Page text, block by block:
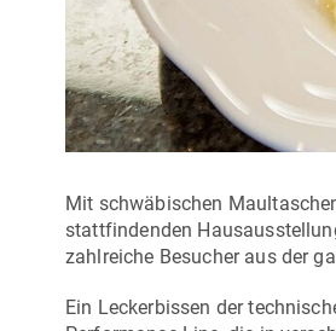
Mit schwäbischen
stattfindenden
zahlreiche Besucher aus der
Ein Leckerbissen der